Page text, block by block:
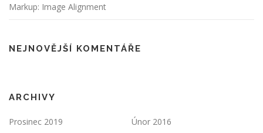
Markup: Image Alignment
NEJNOVĚJŠÍ KOMENTÁŘE
ARCHIVY
Prosinec 2019
Únor 2016